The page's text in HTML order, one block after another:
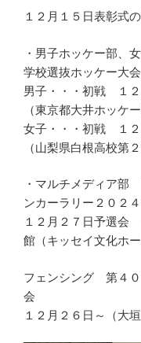
１２月１５日表彰式
・男子ホッケー部、
学校選抜ホッケー大会
男子・・・初戦 １
（東京都大井ホッケー
女子・・・初戦 １
（山梨県白根高校第
・マルチメディア
ンカーラリー２０２
１２月２７日予選
館（キッセイ文化ホー
フェンシング 第４０
会
１２月２６日～（大